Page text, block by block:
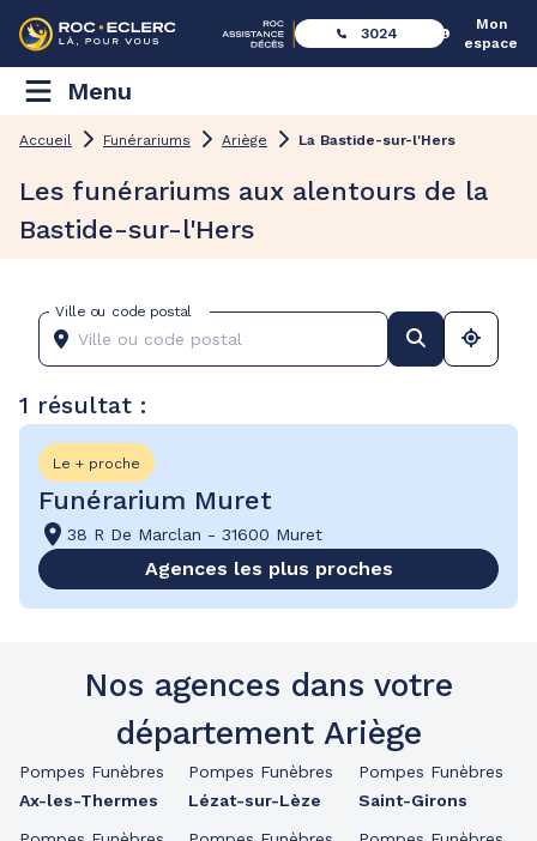
3024
Mon
espace
Menu
Accueil Funérariums Ariège La Bastide-sur-l'Hers
Les funérariums aux alentours de la
Bastide-sur-l'Hers
Ville ou code postal
1 résultat :
Le + proche
Funérarium Muret
38 R De Marclan - 31600 Muret
Agences les plus proches
Nos agences dans votre
département Ariège
Pompes Funèbres
Ax-les-Thermes
Pompes Funèbres
Lézat-sur-Lèze
Pompes Funèbres
Saint-Girons